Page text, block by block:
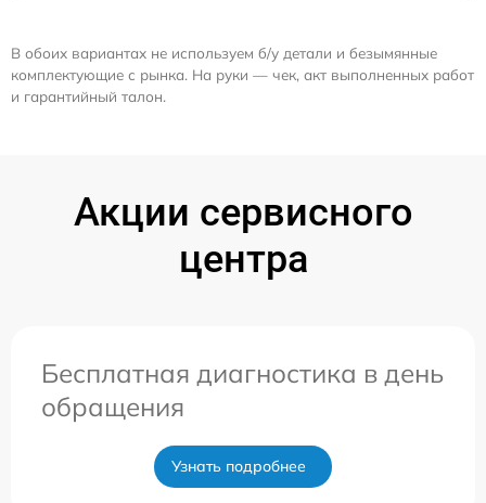
В обоих вариантах не используем б/у детали и безымянные
комплектующие с рынка. На руки — чек, акт выполненных работ
и гарантийный талон.
Акции сервисного
центра
Бесплатная диагностика в день
обращения
Узнать подробнее